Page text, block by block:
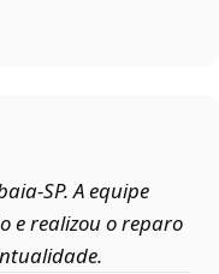
A equipe
e realizou o reparo